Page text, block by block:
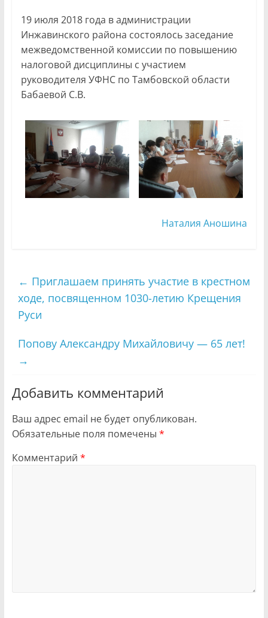
19 июля 2018 года в администрации
Инжавинского района состоялось заседание
межведомственной комиссии по повышению
налоговой дисциплины с участием
руководителя УФНС по Тамбовской области
Бабаевой С.В.
Наталия Аношина
← Приглашаем принять участие в крестном
ходе, посвященном 1030-летию Крещения
Руси
Попову Александру Михайловичу — 65 лет!
→
Добавить комментарий
Ваш адрес email не будет опубликован.
Обязательные поля помечены *
Комментарий *